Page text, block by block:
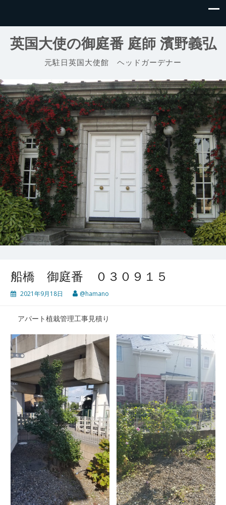
英国大使の御庭番 庭師 濱野義弘
元駐日英国大使館 ヘッドガーデナー
船橋 御庭番 ０３０９１５
2021年9月18日 @hamano
アパート植栽管理工事見積り